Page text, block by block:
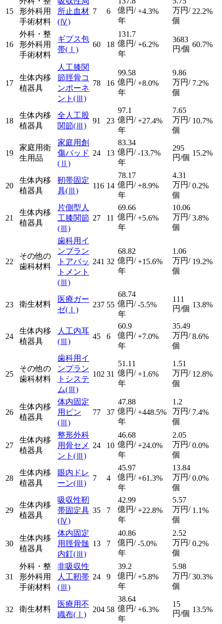
15
形外科用
手術材料
所止血材
(Ⅳ)
7 6
億円/
年
+4.3%
万円/
個
22.2%
16
外科・整
形外科用
手術材料
ギプス包
帯(Ⅰ)
60 18
131.7
億円/
年
+6.2%
3683
円/個
60.7%
17
生体内移
植器具
人工膝関
節脛骨コ
ンポーネ
ント (Ⅲ)
78 16
99.58
億円/
年
+8.0%
9.86
万円/
個
7.2%
18
生体内移
植器具
全人工股
関節(Ⅲ)
91 23
97.1
億円/
年
+27.4%
7.65
万円/
個
10.7%
19
家庭用衛
生用品
家庭用創
傷パッド
(Ⅱ)
24 13
83.34
億円/
年
-13.7%
295
円/個
15.2%
20
生体内移
植器具
靭帯固定
具(Ⅲ)
116 14
78.17
億円/
年
+8.9%
4.31
万円/
個
0.2%
21
生体内移
植器具
片側型人
工膝関節
(Ⅲ)
27 11
69.66
億円/
年
+5.6%
10.06
万円/
個
3.8%
22
その他の
歯科材料
歯科用イ
ンプラン
トアバッ
トメント
(Ⅲ)
241 32
68.82
億円/
年
+15.6%
1.06
万円/
個
19.2%
23 衛生材料
医療ガー
ゼ(Ⅰ)
237 55
68.74
億円/
年
-5.5%
111
円/個 13.8%
24
生体内移
植器具
人工内耳
(Ⅲ)
45 6
60.9
億円/
年
+7.0%
35.49
万円/
個
8.6%
25
その他の
歯科材料
歯科用イ
ンプラン
トシステ
ム(Ⅲ)
102 31
51.11
億円/
年
+1.6%
1.51
万円/
個
12.8%
26
生体内移
植器具
体内固定
用ピン
(Ⅲ)
77 37
47.88
億円/
年
+448.5%
1.2
万円/
個
7.4%
27
生体内移
植器具
整形外科
用骨セメ
ント (Ⅲ)
24 10
46.68
億円/
年
+24.0%
2.05
万円/
個
0.0%
28
生体内移
植器具
眼内ドレ
ーン(Ⅲ)
7 4
45.97
億円/
年
+61.3%
13.84
万円/
個
0.0%
29
生体内移
植器具
吸収性靭
帯固定具
(Ⅳ)
35 7
42.99
億円/
年
+22.8%
5.57
万円/
個
1.1%
30
生体内移
植器具
体内固定
用脛骨髄
内釘(Ⅲ)
13 7
40.86
億円/
年
-5.0%
2.52
万円/
個
0.2%
31
外科・整
形外科用
手術材料
非吸収性
人工靭帯
(Ⅲ)
24 9
39.2
億円/
年
+5.8%
5.98
万円/
個
30.3%
32 衛生材料
医療用不
織布(Ⅰ)
204 58
38.64
億円/
年
+6.3%
15
円/個 13.5%